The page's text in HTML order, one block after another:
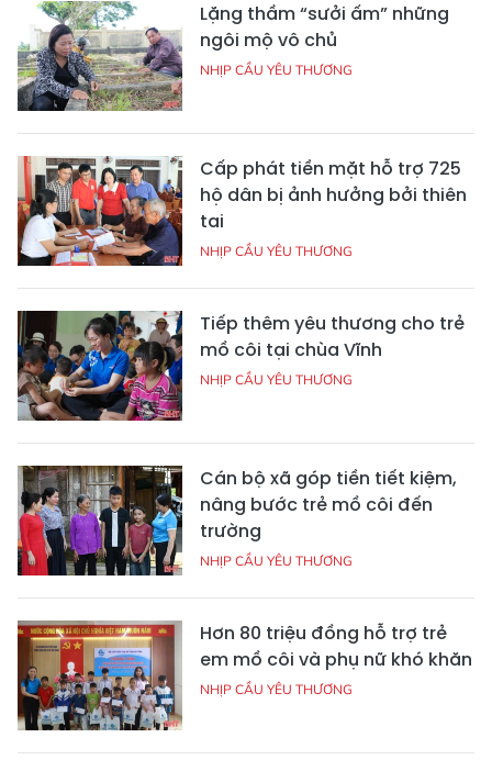
Lặng thầm “sưởi ấm” những
ngôi mộ vô chủ
NHỊP CẦU YÊU THƯƠNG
Cấp phát tiền mặt hỗ trợ 725
hộ dân bị ảnh hưởng bởi thiên
tai
NHỊP CẦU YÊU THƯƠNG
Tiếp thêm yêu thương cho trẻ
mồ côi tại chùa Vĩnh
NHỊP CẦU YÊU THƯƠNG
Cán bộ xã góp tiền tiết kiệm,
nâng bước trẻ mồ côi đến
trường
NHỊP CẦU YÊU THƯƠNG
Hơn 80 triệu đồng hỗ trợ trẻ
em mồ côi và phụ nữ khó khăn
NHỊP CẦU YÊU THƯƠNG